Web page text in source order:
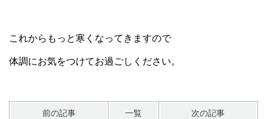
これからもっと寒くなってきますので
体調にお気をつけてお過ごしください。
前の記事 一覧 次の記事